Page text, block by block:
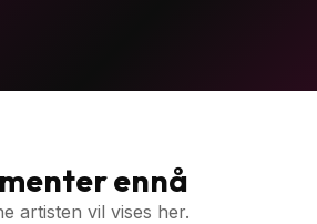
ennå
artisten vil vises her.